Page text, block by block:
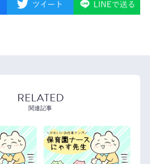
RELATED
関連記事